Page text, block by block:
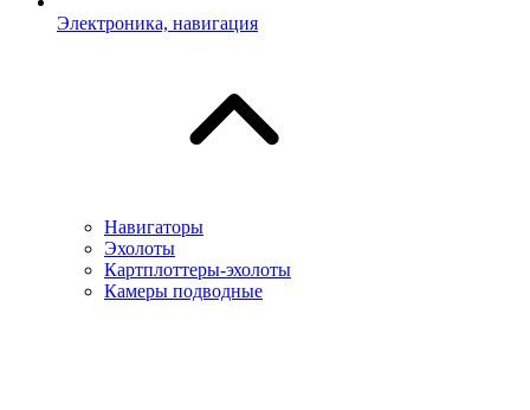
Электроника, навигация
Навигаторы
Эхолоты
Картплоттеры-эхолоты
Камеры подводные